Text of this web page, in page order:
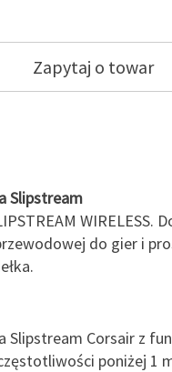
Zapytaj o towar
Slipstream
WIRELESS.
do gier i
Slipstream Corsair z
poniżej 1